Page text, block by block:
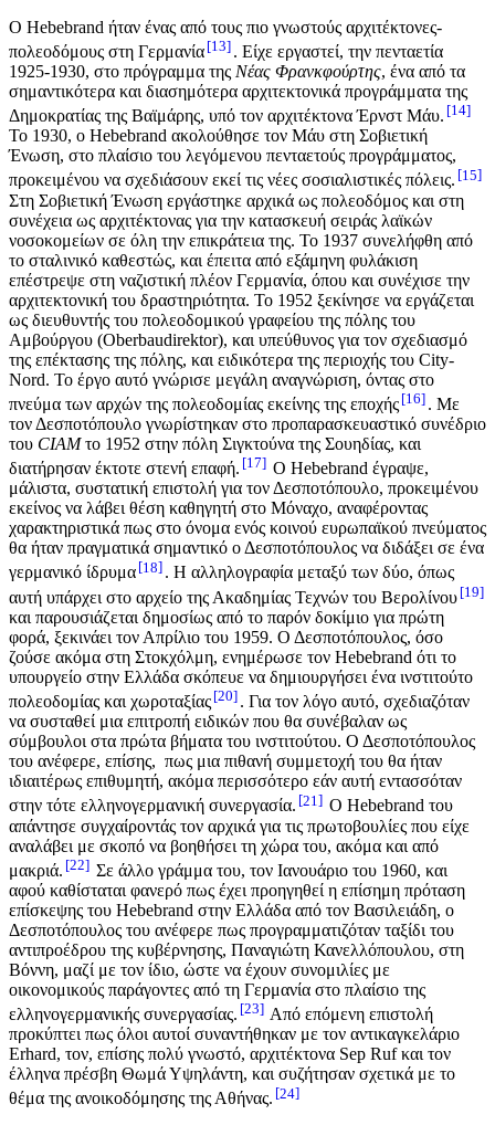
Ο Hebebrand ήταν ένας από τους πιο γνωστούς αρχιτέκτονες-
πολεοδόμους στη Γερμανία 13 . Είχε εργαστεί, την πενταετία
1925-1930, στο πρόγραμμα της Νέας Φρανκφούρτης, ένα από τα
σημαντικότερα και διασημότερα αρχιτεκτονικά προγράμματα της
Δημοκρατίας της Βαϊμάρης, υπό τον αρχιτέκτονα Έρνστ Μάυ. 14
Το 1930, ο Hebebrand ακολούθησε τον Μάυ στη Σοβιετική
Ένωση, στο πλαίσιο του λεγόμενου πενταετούς προγράμματος,
προκειμένου να σχεδιάσουν εκεί τις νέες σοσιαλιστικές πόλεις. 15
Στη Σοβιετική Ένωση εργάστηκε αρχικά ως πολεοδόμος και στη
συνέχεια ως αρχιτέκτονας για την κατασκευή σειράς λαϊκών
νοσοκομείων σε όλη την επικράτεια της. Το 1937 συνελήφθη από
το σταλινικό καθεστώς, και έπειτα από εξάμηνη φυλάκιση
επέστρεψε στη ναζιστική πλέον Γερμανία, όπου και συνέχισε την
αρχιτεκτονική του δραστηριότητα. Το 1952 ξεκίνησε να εργάζεται
ως διευθυντής του πολεοδομικού γραφείου της πόλης του
Αμβούργου (Oberbaudirektor), και υπεύθυνος για τον σχεδιασμό
της επέκτασης της πόλης, και ειδικότερα της περιοχής του City-
Nord. Το έργο αυτό γνώρισε μεγάλη αναγνώριση, όντας στο
πνεύμα των αρχών της πολεοδομίας εκείνης της εποχής 16 . Με
τον Δεσποτόπουλο γνωρίστηκαν στο προπαρασκευαστικό συνέδριο
του CIAMτο 1952 στην πόλη Σιγκτούνα της Σουηδίας, και
διατήρησαν έκτοτε στενή επαφή. 17
Ο Hebebrand έγραψε,
μάλιστα, συστατική επιστολή για τον Δεσποτόπουλο, προκειμένου
εκείνος να λάβει θέση καθηγητή στο Μόναχο, αναφέροντας
χαρακτηριστικά πως στο όνομα ενός κοινού ευρωπαϊκού πνεύματος
θα ήταν πραγματικά σημαντικό ο Δεσποτόπουλος να διδάξει σε ένα
γερμανικό ίδρυμα 18 . Η αλληλογραφία μεταξύ των δύο, όπως
αυτή υπάρχει στο αρχείο της Ακαδημίας Τεχνών του Βερολίνου 19
και παρουσιάζεται δημοσίως από το παρόν δοκίμιο για πρώτη
φορά, ξεκινάει τον Απρίλιο του 1959. Ο Δεσποτόπουλος, όσο
ζούσε ακόμα στη Στοκχόλμη, ενημέρωσε τον Hebebrand ότι το
υπουργείο στην Ελλάδα σκόπευε να δημιουργήσει ένα ινστιτούτο
πολεοδομίας και χωροταξίας 20 . Για τον λόγο αυτό, σχεδιαζόταν
να συσταθεί μια επιτροπή ειδικών που θα συνέβαλαν ως
σύμβουλοι στα πρώτα βήματα του ινστιτούτου. Ο Δεσποτόπουλος
του ανέφερε, επίσης, πως μια πιθανή συμμετοχή του θα ήταν
ιδιαιτέρως επιθυμητή, ακόμα περισσότερο εάν αυτή εντασσόταν
στην τότε ελληνογερμανική συνεργασία. 21
Ο Hebebrand του
απάντησε συγχαίροντάς τον αρχικά για τις πρωτοβουλίες που είχε
αναλάβει με σκοπό να βοηθήσει τη χώρα του, ακόμα και από
μακριά. 22
Σε άλλο γράμμα του, τον Ιανουάριο του 1960, και
αφού καθίσταται φανερό πως έχει προηγηθεί η επίσημη πρόταση
επίσκεψης του Hebebrand στην Ελλάδα από τον Βασιλειάδη, ο
Δεσποτόπουλος του ανέφερε πως προγραμματιζόταν ταξίδι του
αντιπροέδρου της κυβέρνησης, Παναγιώτη Κανελλόπουλου, στη
Βόννη, μαζί με τον ίδιο, ώστε να έχουν συνομιλίες με
οικονομικούς παράγοντες από τη Γερμανία στο πλαίσιο της
ελληνογερμανικής συνεργασίας. 23
Από επόμενη επιστολή
προκύπτει πως όλοι αυτοί συναντήθηκαν με τον αντικαγκελάριο
Erhard, τον, επίσης πολύ γνωστό, αρχιτέκτονα Sep Ruf και τον
έλληνα πρέσβη Θωμά Υψηλάντη, και συζήτησαν σχετικά με το
θέμα της ανοικοδόμησης της Αθήνας. 24